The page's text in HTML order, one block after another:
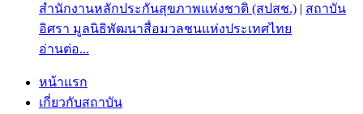
สำนักงานหลักประกันสุขภาพแห่งชาติ (สปสช.) | สถาบัน
อิศรา มูลนิธิพัฒนาสื่อมวลชนแห่งประเทศไทย
อ่านต่อ...
หน้าแรก
เกี่ยวกับสถาบัน